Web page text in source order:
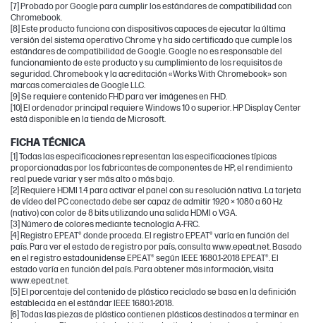
[7] Probado por Google para cumplir los estándares de compatibilidad con
Chromebook.
[8] Este producto funciona con dispositivos capaces de ejecutar la última
versión del sistema operativo Chrome y ha sido certificado que cumple los
estándares de compatibilidad de Google. Google no es responsable del
funcionamiento de este producto y su cumplimiento de los requisitos de
seguridad. Chromebook y la acreditación «Works With Chromebook» son
marcas comerciales de Google LLC.
[9] Se requiere contenido FHD para ver imágenes en FHD.
[10] El ordenador principal requiere Windows 10 o superior. HP Display Center
está disponible en la tienda de Microsoft.
FICHA TÉCNICA
[1] Todas las especificaciones representan las especificaciones típicas
proporcionadas por los fabricantes de componentes de HP, el rendimiento
real puede variar y ser más alto o más bajo.
[2] Requiere HDMI 1.4 para activar el panel con su resolución nativa. La tarjeta
de vídeo del PC conectado debe ser capaz de admitir 1920 × 1080 a 60 Hz
(nativo) con color de 8 bits utilizando una salida HDMI o VGA.
[3] Número de colores mediante tecnología A-FRC.
[4] Registro EPEAT® donde proceda. El registro EPEAT® varía en función del
país. Para ver el estado de registro por país, consulta www.epeat.net. Basado
en el registro estadounidense EPEAT® según IEEE 1680.1-2018 EPEAT®. El
estado varía en función del país. Para obtener más información, visita
www.epeat.net.
[5] El porcentaje del contenido de plástico reciclado se basa en la definición
establecida en el estándar IEEE 1680.1-2018.
[6] Todas las piezas de plástico contienen plásticos destinados a terminar en